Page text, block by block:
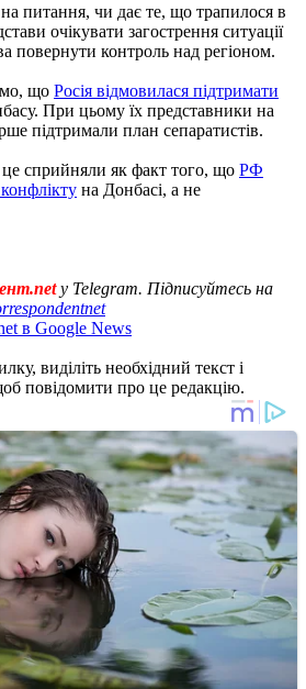
питання, чи дає те, що трапилося в
очікувати загострення ситуації
повернути контроль над регіоном.
що Росія відмовилася підтримати
При цьому їх представники на
підтримали план сепаратистів.
це сприйняли як факт того, що РФ
на Донбасі, а не
у Telegram. Підписуйтесь на
в Google News
виділіть необхідний текст і
повідомити про це редакцію.